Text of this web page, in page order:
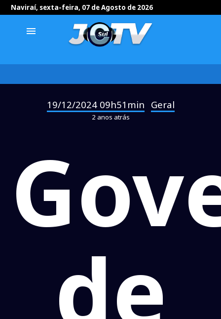
Naviraí, sexta-feira, 07 de Agosto de 2026
menu
19/12/2024 09h51min Geral
2 anos atrás
de